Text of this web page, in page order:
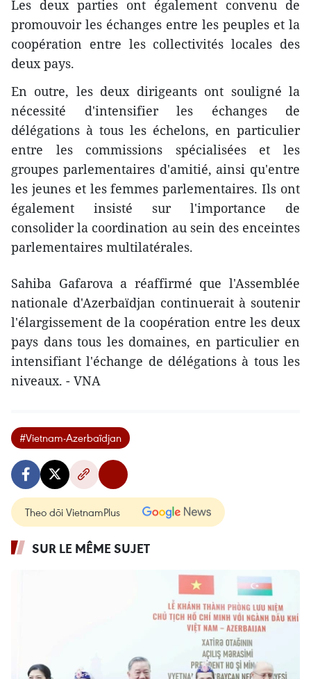
Les deux parties ont également convenu de
promouvoir les échanges entre les peuples et la
coopération entre les collectivités locales des
deux pays.
En outre, les deux dirigeants ont souligné la
nécessité d'intensifier les échanges de
délégations à tous les échelons, en particulier
entre les commissions spécialisées et les
groupes parlementaires d'amitié, ainsi qu'entre
les jeunes et les femmes parlementaires. Ils ont
également insisté sur l'importance de
consolider la coordination au sein des enceintes
parlementaires multilatérales.
Sahiba Gafarova a réaffirmé que l'Assemblée
nationale d'Azerbaïdjan continuerait à soutenir
l'élargissement de la coopération entre les deux
pays dans tous les domaines, en particulier en
intensifiant l'échange de délégations à tous les
niveaux. - VNA
#Vietnam-Azerbaïdjan
Theo dõi VietnamPlus
SUR LE MÊME SUJET